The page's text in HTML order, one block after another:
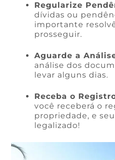
Regularize
dívidas ou
importante
prosseguir.
Aguarde a
análise dos
levar alguns dias.
Receba o
você receberá o
propriedade, e
legalizado!